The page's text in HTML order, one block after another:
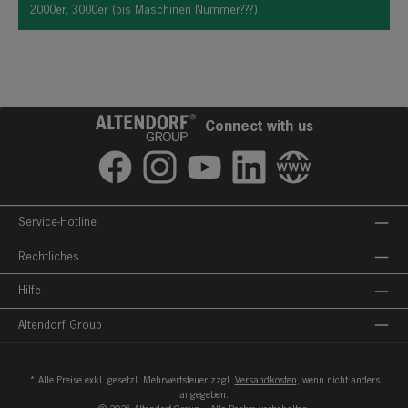
2000er, 3000er (bis Maschinen Nummer???)
Connect with us
FacebookInstagramYouTube LinkedIn Website
Service-Hotline
Rechtliches
Hilfe
Altendorf Group
* Alle Preise exkl. gesetzl. Mehrwertsteuer zzgl. Versandkosten , wenn nicht anders
angegeben.